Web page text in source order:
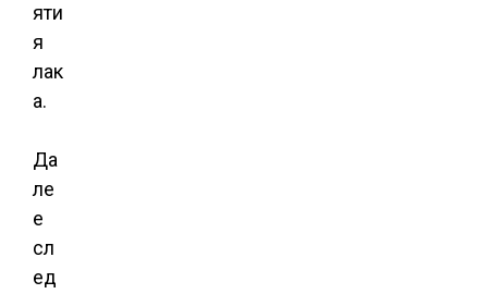
яти
я
лак
а.
Да
ле
е
сл
ед